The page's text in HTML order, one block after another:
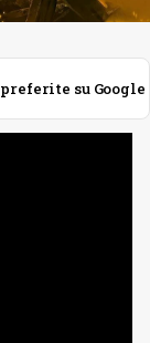
su Google